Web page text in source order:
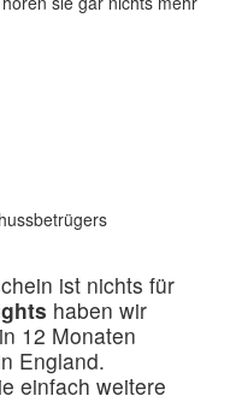
ist nichts für
haben wir
in 12 Monaten
England.
einfach weitere